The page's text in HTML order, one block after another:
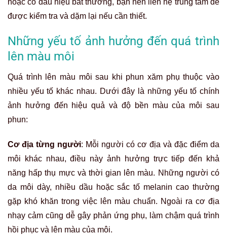
được kiểm tra và dặm lại nếu cần thiết.
Những yếu tố ảnh hưởng đến quá trình
lên màu môi
Quá trình lên màu môi sau khi phun xăm phụ thuộc vào
nhiều yếu tố khác nhau. Dưới đây là những yếu tố chính
ảnh hưởng đến hiệu quả và độ bền màu của môi sau
phun:
Cơ địa từng người: Mỗi người có cơ địa và đặc điểm da
môi khác nhau, điều này ảnh hưởng trực tiếp đến khả
năng hấp thụ mực và thời gian lên màu. Những người có
da môi dày, nhiều dầu hoặc sắc tố melanin cao thường
gặp khó khăn trong việc lên màu chuẩn. Ngoài ra cơ địa
nhạy cảm cũng dễ gây phản ứng phụ, làm chậm quá trình
hồi phục và lên màu của môi.